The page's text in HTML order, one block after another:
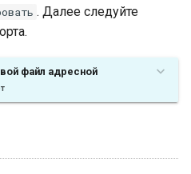
. Далее следуйте
файл адресной